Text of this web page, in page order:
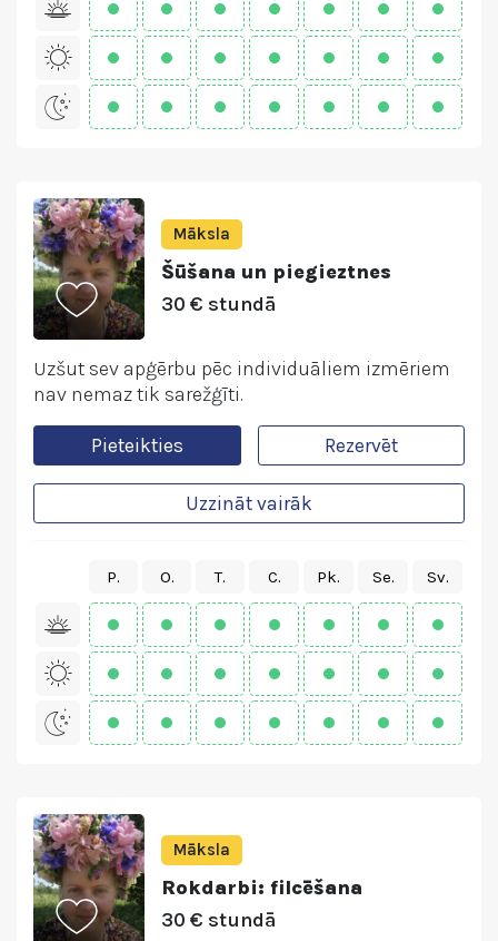
Māksla
Šūšana un piegieztnes
30 € stundā
Uzšut sev apģērbu pēc individuāliem izmēriem
nav nemaz tik sarežģīti.
Pieteikties Rezervēt
Uzzināt vairāk
P. O. T. C. Pk. Se. Sv.
Māksla
Rokdarbi: filcēšana
30 € stundā